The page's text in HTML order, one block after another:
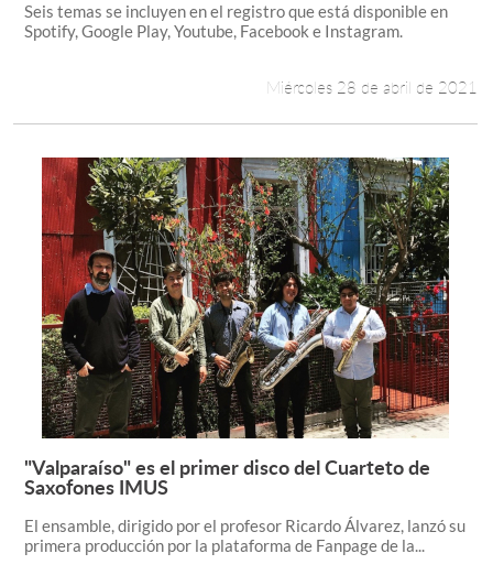
Seis temas se incluyen en el registro que está disponible en
Spotify, Google Play, Youtube, Facebook e Instagram.
Miércoles 28 de abril de 2021
Leer más +
"Valparaíso" es el primer disco del Cuarteto de
Saxofones IMUS
El ensamble, dirigido por el profesor Ricardo Álvarez, lanzó su
primera producción por la plataforma de Fanpage de la...